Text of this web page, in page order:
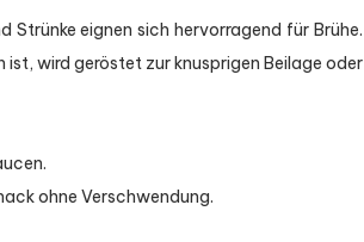
eignen sich hervorragend für Brühe.
wird geröstet zur knusprigen Beilage oder
ohne Verschwendung.